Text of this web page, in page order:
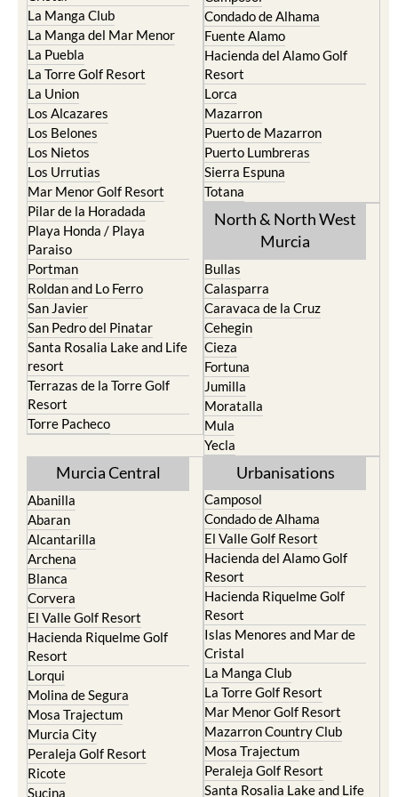
La Manga Club
La Manga del Mar Menor
La Puebla
La Torre Golf Resort
La Union
Los Alcazares
Los Belones
Los Nietos
Los Urrutias
Mar Menor Golf Resort
Pilar de la Horadada
Playa Honda / Playa
Paraiso
Portman
Roldan and Lo Ferro
San Javier
San Pedro del Pinatar
Santa Rosalia Lake and Life
resort
Terrazas de la Torre Golf
Resort
Torre Pacheco
Condado de Alhama
Fuente Alamo
Hacienda del Alamo Golf
Resort
Lorca
Mazarron
Puerto de Mazarron
Puerto Lumbreras
Sierra Espuna
Totana
North & North West
Murcia
Bullas
Calasparra
Caravaca de la Cruz
Cehegin
Cieza
Fortuna
Jumilla
Moratalla
Mula
Yecla
Murcia Central
Abanilla
Abaran
Alcantarilla
Archena
Blanca
Corvera
El Valle Golf Resort
Hacienda Riquelme Golf
Resort
Lorqui
Molina de Segura
Mosa Trajectum
Murcia City
Peraleja Golf Resort
Ricote
Sucina
Urbanisations
Camposol
Condado de Alhama
El Valle Golf Resort
Hacienda del Alamo Golf
Resort
Hacienda Riquelme Golf
Resort
Islas Menores and Mar de
Cristal
La Manga Club
La Torre Golf Resort
Mar Menor Golf Resort
Mazarron Country Club
Mosa Trajectum
Peraleja Golf Resort
Santa Rosalia Lake and Life